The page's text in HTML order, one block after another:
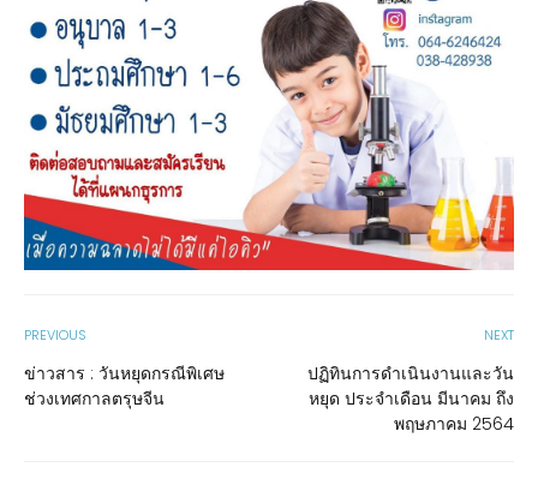
PREVIOUS
ข่าวสาร : วันหยุดกรณีพิเศษ
ช่วงเทศกาลตรุษจีน
NEXT
ปฏิทินการดำเนินงานและวัน
หยุด ประจำเดือน มีนาคม ถึง
พฤษภาคม 2564